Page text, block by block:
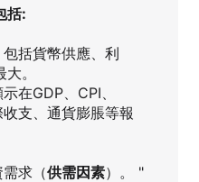
括:
包括貨幣供應、利
。
在GDP、CPI、
支、通貨膨脹等報
求（供需因素）。 "